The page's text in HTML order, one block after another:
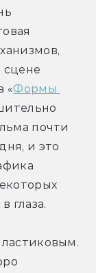
сцене
«Формы
почти
и это
глаза.